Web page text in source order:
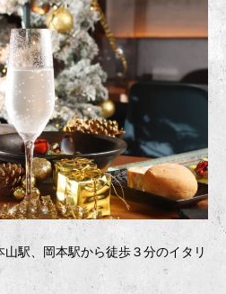
駅、岡本駅から徒歩３分のイタリ